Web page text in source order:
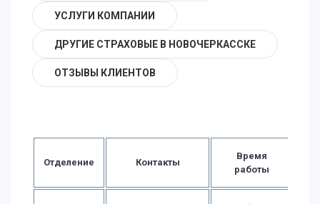
УСЛУГИ КОМПАНИИ
ДРУГИЕ СТРАХОВЫЕ В НОВОЧЕРКАССКЕ
ОТЗЫВЫ КЛИЕНТОВ
Отделение Контакты
Время
работы